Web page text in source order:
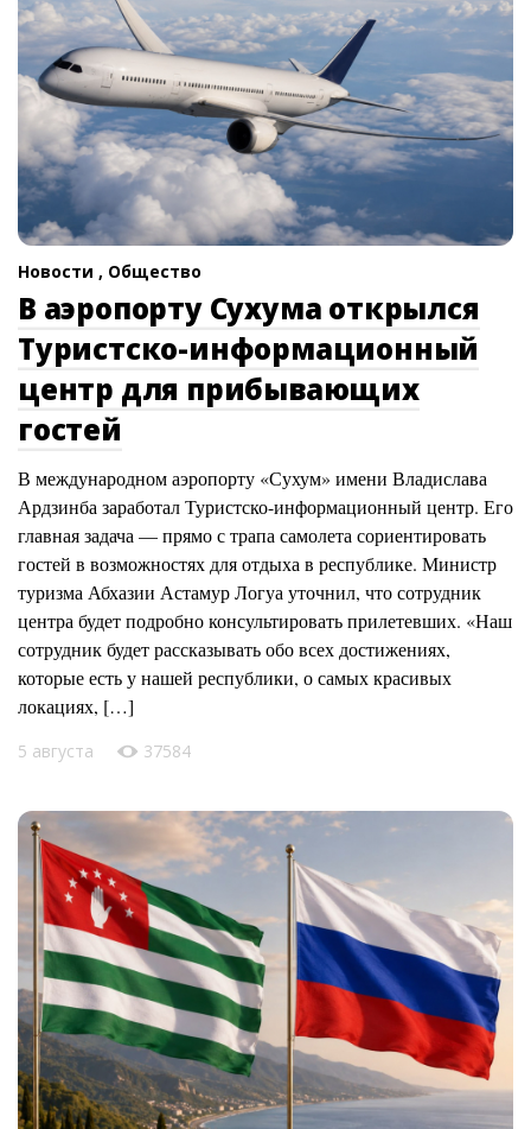
Новости , Общество
В аэропорту Сухума открылся
Туристско-информационный
центр для прибывающих
гостей
В международном аэропорту «Сухум» имени Владислава
Ардзинба заработал Туристско-информационный центр. Его
главная задача — прямо с трапа самолета сориентировать
гостей в возможностях для отдыха в республике. Министр
туризма Абхазии Астамур Логуа уточнил, что сотрудник
центра будет подробно консультировать прилетевших. «Наш
сотрудник будет рассказывать обо всех достижениях,
которые есть у нашей республики, о самых красивых
локациях, […]
5 августа 37584